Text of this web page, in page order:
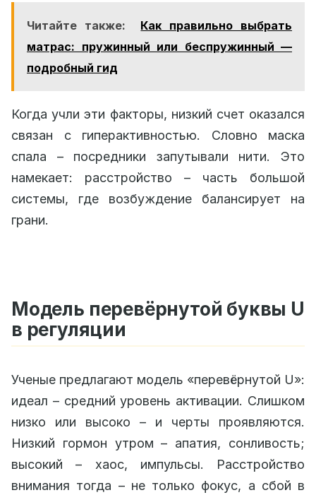
Читайте также:
Как правильно выбрать
матрас: пружинный или беспружинный —
подробный гид
Когда учли эти факторы, низкий счет оказался
связан с гиперактивностью. Словно маска
спала – посредники запутывали нити. Это
намекает: расстройство – часть большой
системы, где возбуждение балансирует на
грани.
Модель перевёрнутой буквы U
в регуляции
Ученые предлагают модель «перевёрнутой U»:
идеал – средний уровень активации. Слишком
низко или высоко – и черты проявляются.
Низкий гормон утром – апатия, сонливость;
высокий – хаос, импульсы. Расстройство
внимания тогда – не только фокус, а сбой в